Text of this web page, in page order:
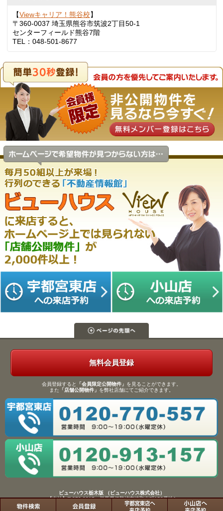
【Viewキャリア！熊谷校】
〒360-0037 埼玉県熊谷市筑波2丁目50-1
センターフィールド熊谷7階
TEL：048-501-8677
無料会員登録
会員登録すると 「会員限定公開物件」 を見ることができます。
また 「店舗公開物件」 を弊社店舗にてご紹介できます。
ビューハウス栃木版 （ビューハウス株式会社）
【本社】〒372-0817 群馬県伊勢崎市連取本町158番地1
TEL：0270-61-9133／FAX：0270-61-9155